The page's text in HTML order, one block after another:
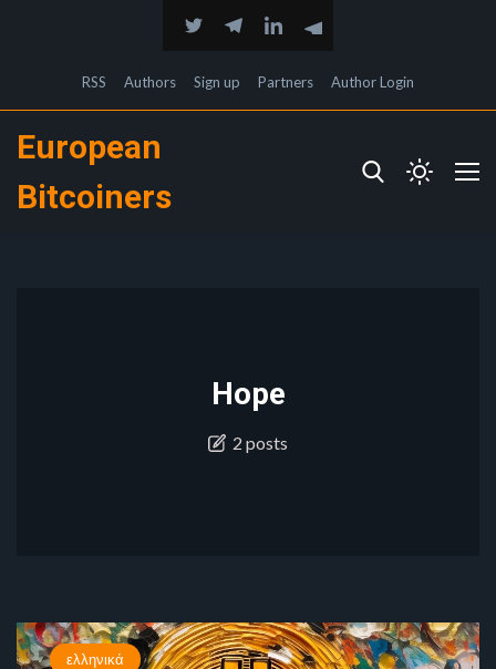
RSS Authors Sign up Partners Author Login
European
Bitcoiners
Hope
2 posts
ελληνικά